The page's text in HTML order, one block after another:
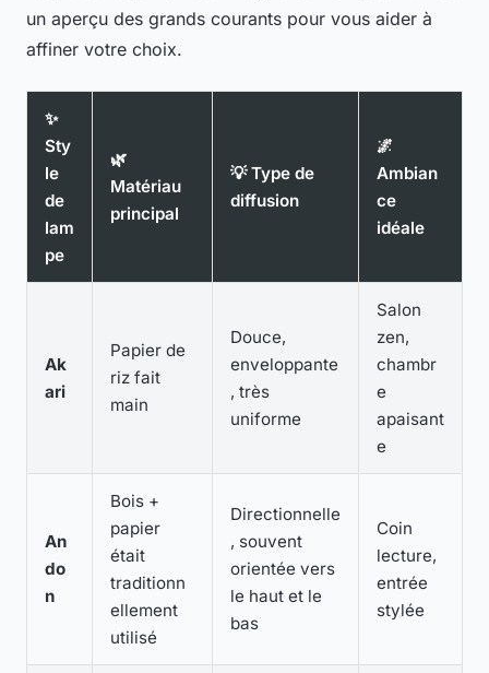
un aperçu des grands courants pour vous aider à
affiner votre choix.
✨
Sty
le
de
lam
pe
🌿
Matériau
principal
💡 Type de
diffusion
🌌
Ambian
ce
idéale
Ak
ari
Papier de
riz fait
main
Douce,
enveloppante
, très
uniforme
Salon
zen,
chambr
e
apaisant
e
An
do
n
Bois +
papier
était
traditionn
ellement
utilisé
Directionnelle
, souvent
orientée vers
le haut et le
bas
Coin
lecture,
entrée
stylée